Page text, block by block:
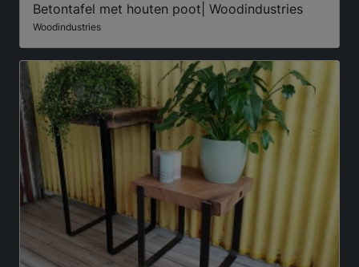
Betontafel met houten poot| Woodindustries
Woodindustries